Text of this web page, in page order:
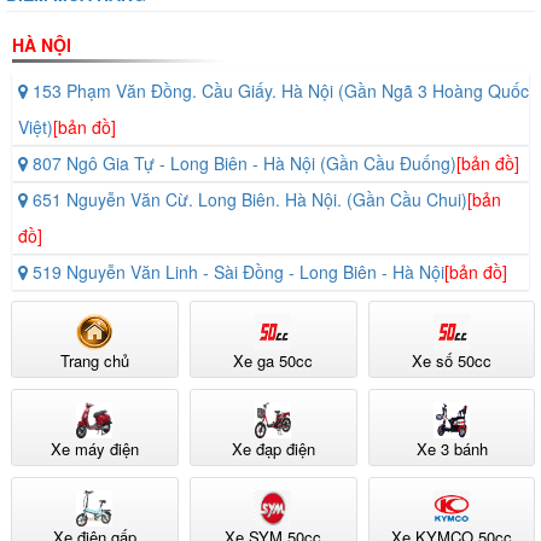
Không chỉ đẹp khi mới mua, các chi tiết nhựa và kim loại trên xe còn
HÀ NỘI
153 Phạm Văn Đồng. Cầu Giấy. Hà Nội (Gần Ngã 3 Hoàng Quốc
Việt)[bản đồ]
807 Ngô Gia Tự - Long Biên - Hà Nội (Gần Cầu Đuống)[bản đồ]
651 Nguyễn Văn Cừ. Long Biên. Hà Nội. (Gần Cầu Chui)[bản
đồ]
519 Nguyễn Văn Linh - Sài Đồng - Long Biên - Hà Nội[bản đồ]
Trang chủ Xe ga 50cc Xe số 50cc
Xe máy điện Xe đạp điện Xe 3 bánh